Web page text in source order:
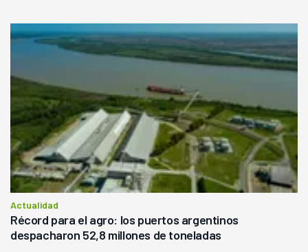
Actualidad
Récord para el agro: los puertos argentinos
despacharon 52,8 millones de toneladas